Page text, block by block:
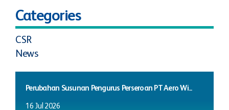
Categories
CSR
News
Perubahan Susunan Pengurus Perseroan PT Aero Wi...
16 Jul 2026